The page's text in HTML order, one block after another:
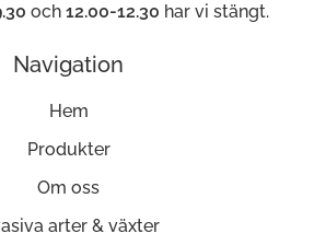
och12.00-12.30 har vi stängt.
Navigation
Hem
Produkter
Om oss
arter & växter